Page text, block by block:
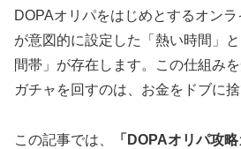
DOPAオリパをはじめとするオン
が意図的に設定した「熱い時間」
間帯」が存在します。この仕組み
ガチャを回すのは、お金をドブに
この記事では、 「DOPAオリパ攻略